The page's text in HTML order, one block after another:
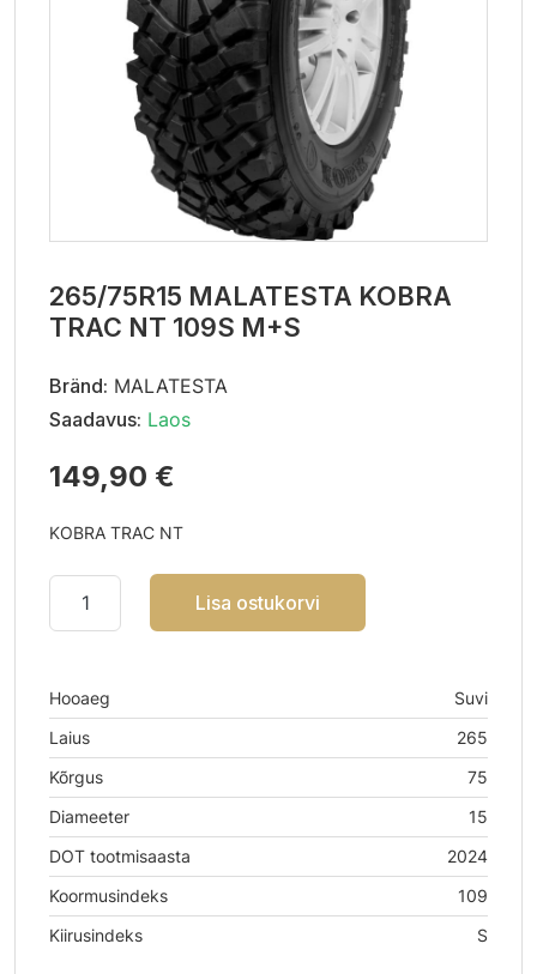
265/75R15 MALATESTA KOBRA
TRAC NT 109S M+S
Bränd: MALATESTA
Saadavus: Laos
149,90 €
KOBRA TRAC NT
Lisa ostukorvi
Hooaeg
Suvi
Laius
265
Kõrgus
75
Diameeter
15
DOT tootmisaasta
2024
Koormusindeks
109
Kiirusindeks
S